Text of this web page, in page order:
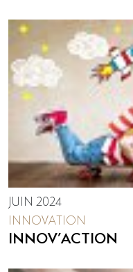
JUIN 2024
INNOVATION
INNOV’ACTION